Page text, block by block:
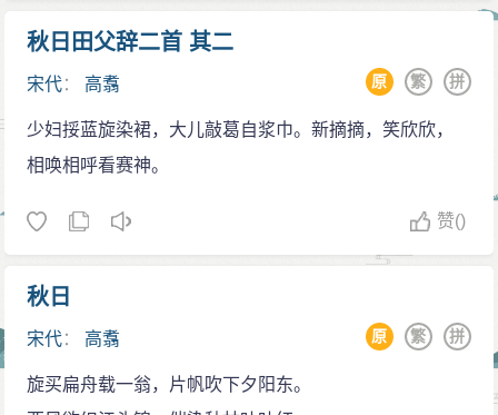
秋日田父辞二首 其二
宋代： 高翥 拼
繁
原
少妇挼蓝旋染裙，大儿敲葛自浆巾。新摘摘，笑欣欣，
相唤相呼看赛神。
赞()
秋日
宋代： 高翥 拼
繁
原
旋买扁舟载一翁，片帆吹下夕阳东。